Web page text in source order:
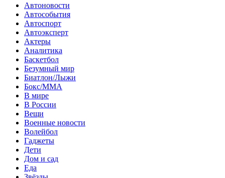
Автоновости
Автособытия
Автоспорт
Автоэксперт
Актеры
Аналитика
Баскетбол
Безумный мир
Биатлон/Лыжи
Бокс/MMA
В мире
В России
Вещи
Военные новости
Волейбол
Гаджеты
Дети
Дом и сад
Еда